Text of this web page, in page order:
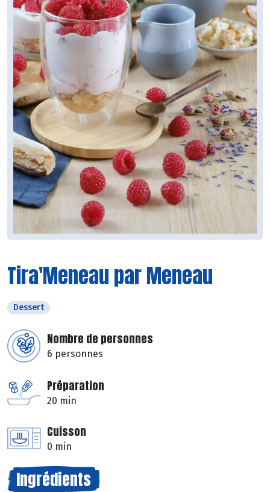
Tira'Meneau par Meneau
Dessert
Nombre de personnes
6 personnes
Préparation
20 min
Cuisson
0 min
Ingrédients